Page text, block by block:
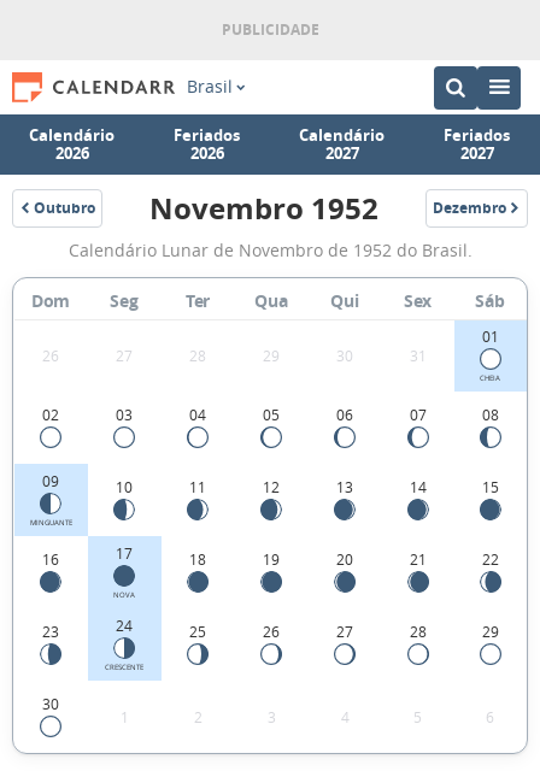
Brasil
Calendário
2026
Feriados
2026
Calendário
2027
Feriados
2027
Outubro
1952
Fases
da
Lua
1952
Novembro 1952 Dezembro
1952
Calendário Lunar de Novembro de 1952 do Brasil.
Dom Seg Ter Qua Qui Sex Sáb
26 27 28 29 30 31
01
CHEIA
02 03 04 05 06 07 08
09
MINGUANTE
10 11 12 13 14 15
16 17
NOVA
18 19 20 21 22
23 24
CRESCENTE
25 26 27 28 29
30
1 2 3 4 5 6